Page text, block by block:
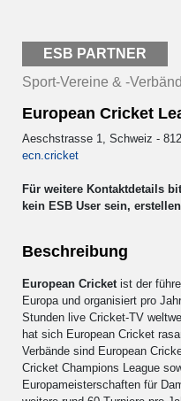
ESB PARTNER
Sport-Vereine & -
European Cricket
Aeschstrasse 1, Schweiz -
ecn.cricket
Für weitere Kontaktdetails
kein ESB User sein,
Beschreibung
European Cricket ist der
Europa und organisiert pro
Stunden live Cricket-TV
hat sich European Cricket
Verbände sind European
Cricket Champions League
Europameisterschaften für